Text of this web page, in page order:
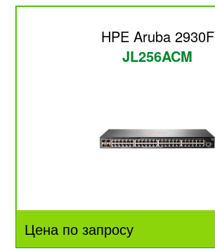
HPE Aruba 2930F
JL256ACM
Цена по запросу